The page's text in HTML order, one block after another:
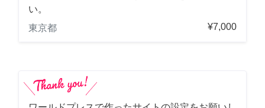
い。
東京都
¥7,000